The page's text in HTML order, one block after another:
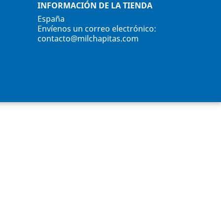
INFORMACIÓN DE LA TIENDA
España
Envíenos un correo electrónico:
contacto@milchapitas.com